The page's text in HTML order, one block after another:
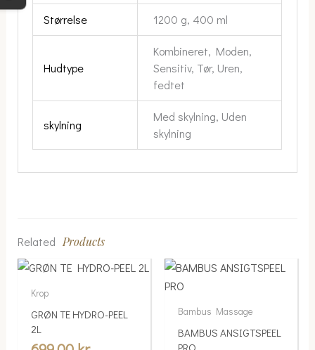
Størrelse 1200 g, 400 ml
Hudtype
Kombineret, Moden,
Sensitiv, Tør, Uren,
fedtet
skylning
Med skylning, Uden
skylning
Related Products
Krop
GRØN TE HYDRO-PEEL
2L
Bambus Massage
BAMBUS ANSIGTSPEEL
PRO